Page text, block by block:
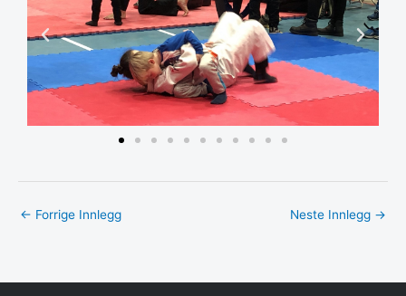
← Forrige Innlegg Neste Innlegg →